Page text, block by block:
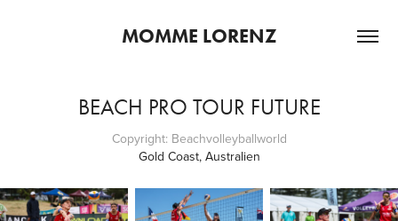
MOMME LORENZ
BEACH PRO TOUR FUTURE
Copyright: Beachvolleyballworld
Gold Coast, Australien